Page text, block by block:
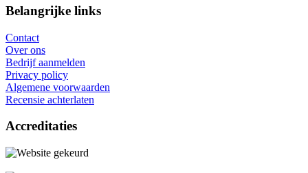
Belangrijke links
Contact
Over ons
Bedrijf aanmelden
Privacy policy
Algemene voorwaarden
Recensie achterlaten
Accreditaties